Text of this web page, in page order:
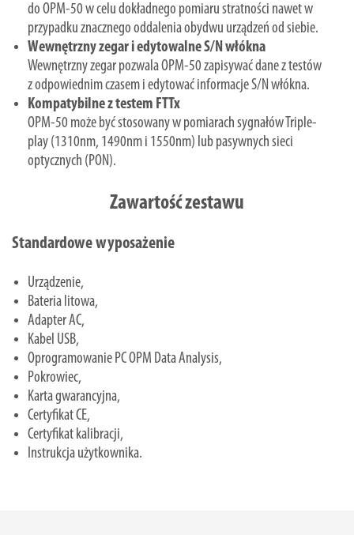
do OPM-50 w celu dokładnego pomiaru stratności nawet w
przypadku znacznego oddalenia obydwu urządzeń od siebie.
Wewnętrzny zegar i edytowalne S/N włókna
Wewnętrzny zegar pozwala OPM-50 zapisywać dane z testów
z odpowiednim czasem i edytować informacje S/N włókna.
Kompatybilne z testem FTTx
OPM-50 może być stosowany w pomiarach sygnałów Triple-
play (1310nm, 1490nm i 1550nm) lub pasywnych sieci
optycznych (PON).
Zawartość zestawu
Standardowe wyposażenie
Urządzenie,
Bateria litowa,
Adapter AC,
Kabel USB,
Oprogramowanie PC OPM Data Analysis,
Pokrowiec,
Karta gwarancyjna,
Certyfikat CE,
Certyfikat kalibracji,
Instrukcja użytkownika.